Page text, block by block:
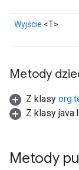
Wyjście <T>
Metody
Z klasy
Z klasy
Metody